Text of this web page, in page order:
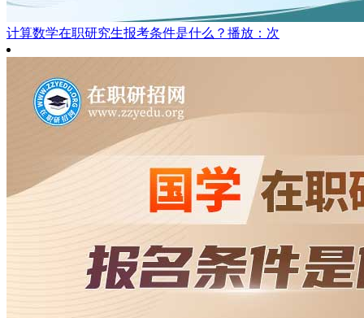
计算数学在职研究生报考条件是什么？ 播放：次